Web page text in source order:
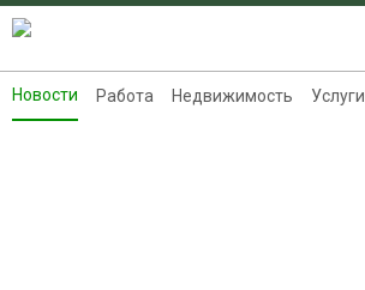
Новости
Новости Работа Недвижимость Услуги